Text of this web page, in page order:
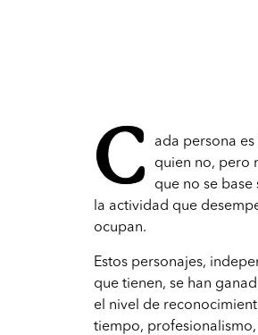
C
ada persona
quien no, pero
que no se
la actividad que
ocupan.
Estos personajes,
que tienen, se han
el nivel de
tiempo,